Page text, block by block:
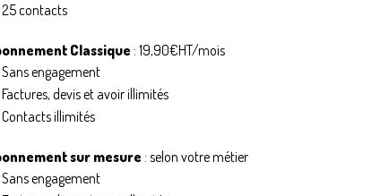
25 contacts
Classique : 19,90€HT/mois
Sans engagement
Factures, devis et avoir illimités
Contacts illimités
sur mesure : selon votre métier
Sans engagement